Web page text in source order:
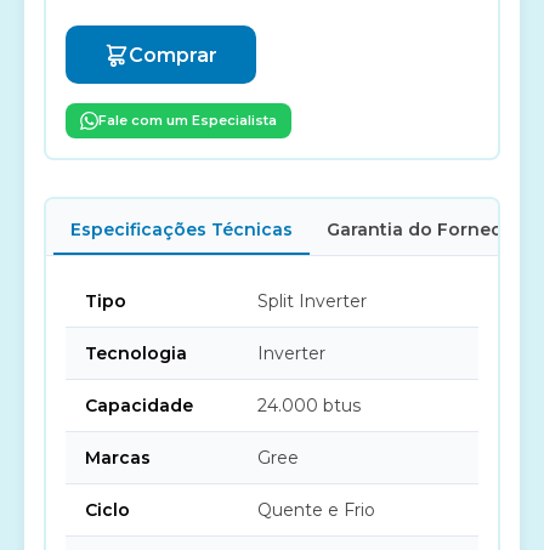
Comprar
Fale com um Especialista
Especificações Técnicas Garantia do Fornecedor
Tipo Split Inverter
Tecnologia Inverter
Capacidade 24.000 btus
Marcas Gree
Ciclo Quente e Frio